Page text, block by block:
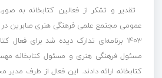
تقدیر و تشکر از فعالین کتابخانه به
۱۴۰۳ برنامه‌ای تدارک دیده شد برای فعال
مسئول فرهنگی هنری و مسئول کتابخانه
کتابخانه ارائه دادند. این فعال از طرف